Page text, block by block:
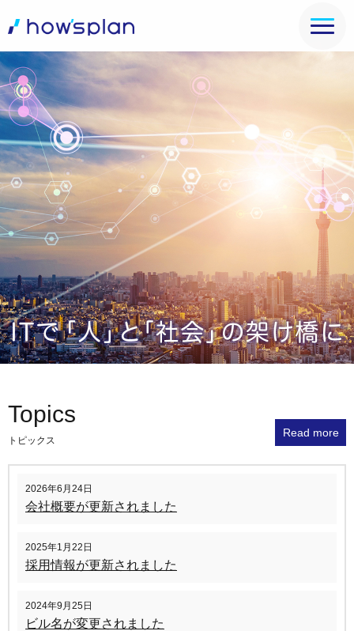
Topics
トピックス
Read more
2026年6月24日
会社概要が更新されました
2025年1月22日
採用情報が更新されました
2024年9月25日
ビル名が変更されました